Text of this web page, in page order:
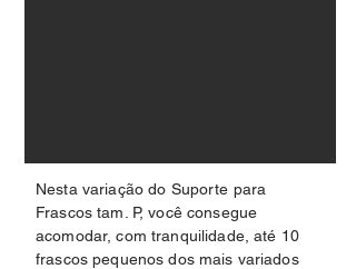
Nesta variação do Suporte para
Frascos tam. P, você consegue
acomodar, com tranquilidade, até 10
frascos pequenos dos mais variados